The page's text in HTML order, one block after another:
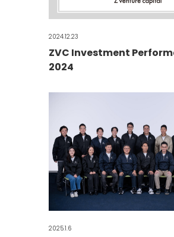
2024.12.23
ZVC Investment
2024
2025.1.6